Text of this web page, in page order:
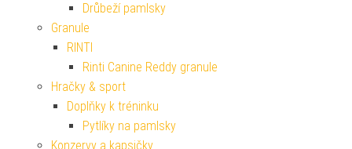
Drůbeží pamlsky
Granule
RINTI
Rinti Canine Reddy granule
Hračky & sport
Doplňky k tréninku
Pytlíky na pamlsky
Konzervy a kapsičky